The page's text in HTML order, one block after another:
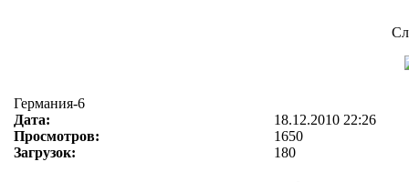
Германия-6
Дата:
18.12.2010 22:26
Просмотров:
1650
Загрузок:
180